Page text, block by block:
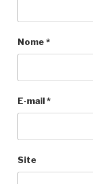
Nome *
E-mail*
Site